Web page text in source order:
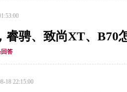
睿骋、致尚XT、B70
答
18 22:15:00